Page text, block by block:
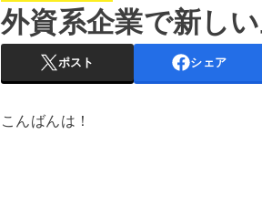
外資系企業で新し
ポスト シェア
こんばんは！